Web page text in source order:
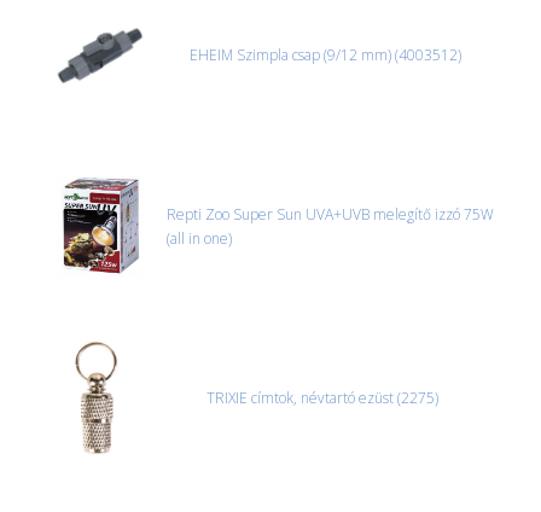
EHEIM Szimpla csap (9/12 mm) (4003512)
Repti Zoo Super Sun UVA+UVB melegítő izzó 75W
(all in one)
TRIXIE címtok, névtartó ezüst (2275)